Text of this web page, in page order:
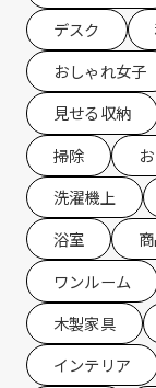
デスク
おしゃれ女子
見せる収納
掃除
洗濯機上
浴室
ワンルーム
木製家具
インテリア